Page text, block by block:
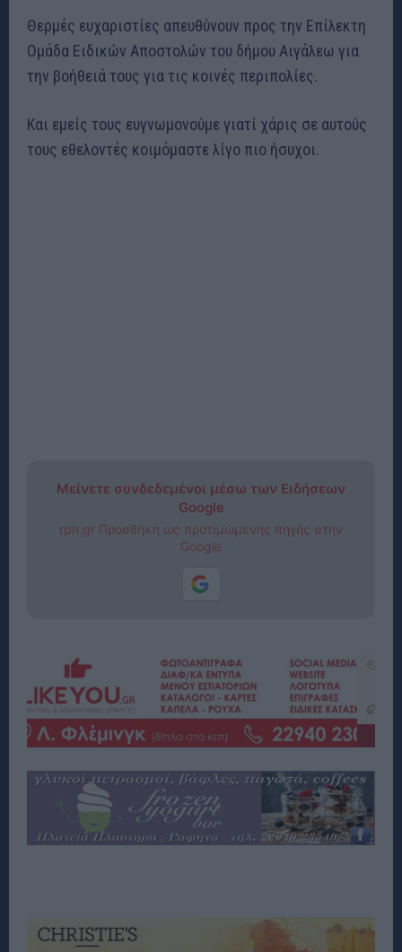
Θερμές ευχαριστίες απευθύνουν προς την Επίλεκτη
Ομάδα Ειδικών Αποστολών του δήμου Αιγάλεω για
την βοήθειά τους για τις κοινές περιπολίες.
Και εμείς τους ευγνωμονούμε γιατί χάρις σε αυτούς
τους εθελοντές κοιμόμαστε λίγο πιο ήσυχοι.
Μείνετε συνδεδεμένοι μέσω των Ειδήσεων
Google
rpn.gr Προσθήκη ως προτιμώμενης πηγής στην
Google